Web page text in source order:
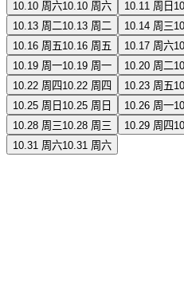
10.10 周六10.10 周六 10.11 周日
10.13 周二10.13 周二 10.14 周三
10.16 周五10.16 周五 10.17 周六
10.19 周一10.19 周一 10.20 周二
10.22 周四 10.22 周四 10.23 周五
10.25 周日 10.25 周日 10.26 周一
10.28 周三10.28 周三 10.29 周四
10.31 周六10.31 周六